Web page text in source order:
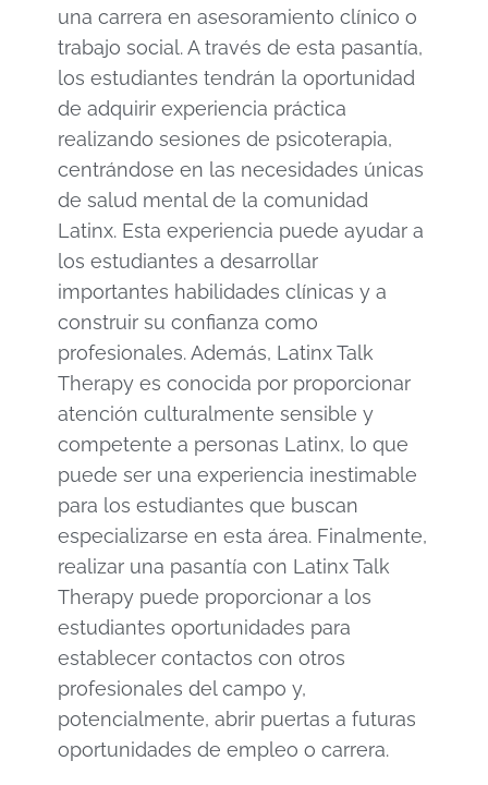
una carrera en asesoramiento clínico o
trabajo social. A través de esta pasantía,
los estudiantes tendrán la oportunidad
de adquirir experiencia práctica
realizando sesiones de psicoterapia,
centrándose en las necesidades únicas
de salud mental de la comunidad
Latinx. Esta experiencia puede ayudar a
los estudiantes a desarrollar
importantes habilidades clínicas y a
construir su confianza como
profesionales. Además, Latinx Talk
Therapy es conocida por proporcionar
atención culturalmente sensible y
competente a personas Latinx, lo que
puede ser una experiencia inestimable
para los estudiantes que buscan
especializarse en esta área. Finalmente,
realizar una pasantía con Latinx Talk
Therapy puede proporcionar a los
estudiantes oportunidades para
establecer contactos con otros
profesionales del campo y,
potencialmente, abrir puertas a futuras
oportunidades de empleo o carrera.